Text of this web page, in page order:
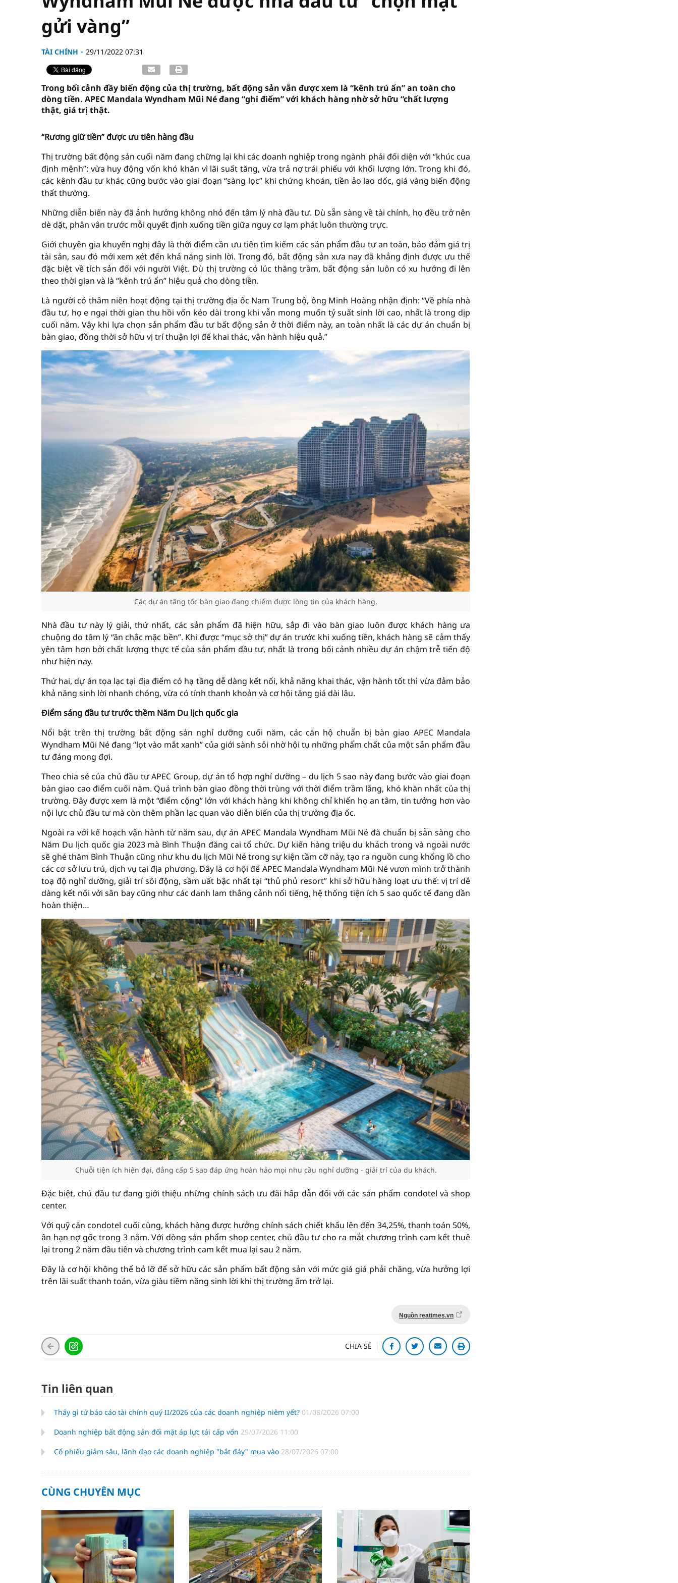
gửi vàng”
TÀI CHÍNH 29/11/2022 07:31
Trong bối cảnh đầy biến động của thị trường, bất động sản vẫn được xem là “kênh trú ẩn” an toàn cho
dòng tiền. APEC Mandala Wyndham Mũi Né đang “ghi điểm” với khách hàng nhờ sở hữu “chất lượng
thật, giá trị thật.
“Rương giữ tiền” được ưu tiên hàng đầu
Thị trường bất động sản cuối năm đang chững lại khi các doanh nghiệp trong ngành phải đối diện với “khúc cua
định mệnh”: vừa huy động vốn khó khăn vì lãi suất tăng, vừa trả nợ trái phiếu với khối lượng lớn. Trong khi đó,
các kênh đầu tư khác cũng bước vào giai đoạn “sàng lọc” khi chứng khoán, tiền ảo lao dốc, giá vàng biến động
thất thường.
Những diễn biến này đã ảnh hưởng không nhỏ đến tâm lý nhà đầu tư. Dù sẵn sàng về tài chính, họ đều trở nên
dè dặt, phân vân trước mỗi quyết định xuống tiền giữa nguy cơ lạm phát luôn thường trực.
Giới chuyên gia khuyến nghị đây là thời điểm cần ưu tiên tìm kiếm các sản phẩm đầu tư an toàn, bảo đảm giá trị
tài sản, sau đó mới xem xét đến khả năng sinh lời. Trong đó, bất động sản xưa nay đã khẳng định được ưu thế
đặc biệt về tích sản đối với người Việt. Dù thị trường có lúc thăng trầm, bất động sản luôn có xu hướng đi lên
theo thời gian và là “kênh trú ẩn” hiệu quả cho dòng tiền.
Là người có thâm niên hoạt động tại thị trường địa ốc Nam Trung bộ, ông Minh Hoàng nhận định: “Về phía nhà
đầu tư, họ e ngại thời gian thu hồi vốn kéo dài trong khi vẫn mong muốn tỷ suất sinh lời cao, nhất là trong dịp
cuối năm. Vậy khi lựa chọn sản phẩm đầu tư bất động sản ở thời điểm này, an toàn nhất là các dự án chuẩn bị
bàn giao, đồng thời sở hữu vị trí thuận lợi để khai thác, vận hành hiệu quả.”
Các dự án tăng tốc bàn giao đang chiếm được lòng tin của khách hàng.
Nhà đầu tư này lý giải, thứ nhất, các sản phẩm đã hiện hữu, sắp đi vào bàn giao luôn được khách hàng ưa
chuộng do tâm lý “ăn chắc mặc bền”. Khi được “mục sở thị” dự án trước khi xuống tiền, khách hàng sẽ cảm thấy
yên tâm hơn bởi chất lượng thực tế của sản phẩm đầu tư, nhất là trong bối cảnh nhiều dự án chậm trễ tiến độ
như hiện nay.
Thứ hai, dự án tọa lạc tại địa điểm có hạ tầng dễ dàng kết nối, khả năng khai thác, vận hành tốt thì vừa đảm bảo
khả năng sinh lời nhanh chóng, vừa có tính thanh khoản và cơ hội tăng giá dài lâu.
Điểm sáng đầu tư trước thềm Năm Du lịch quốc gia
Nổi bật trên thị trường bất động sản nghỉ dưỡng cuối năm, các căn hộ chuẩn bị bàn giao APEC Mandala
Wyndham Mũi Né đang “lọt vào mắt xanh” của giới sành sỏi nhờ hội tụ những phẩm chất của một sản phẩm đầu
tư đáng mong đợi.
Theo chia sẻ của chủ đầu tư APEC Group, dự án tổ hợp nghỉ dưỡng – du lịch 5 sao này đang bước vào giai đoạn
bàn giao cao điểm cuối năm. Quá trình bàn giao đồng thời trùng với thời điểm trầm lắng, khó khăn nhất của thị
trường. Đây được xem là một “điểm cộng” lớn với khách hàng khi không chỉ khiến họ an tâm, tin tưởng hơn vào
nội lực chủ đầu tư mà còn thêm phần lạc quan vào diễn biến của thị trường địa ốc.
Ngoài ra với kế hoạch vận hành từ năm sau, dự án APEC Mandala Wyndham Mũi Né đã chuẩn bị sẵn sàng cho
Năm Du lịch quốc gia 2023 mà Bình Thuận đăng cai tổ chức. Dự kiến hàng triệu du khách trong và ngoài nước
sẽ ghé thăm Bình Thuận cũng như khu du lịch Mũi Né trong sự kiện tầm cỡ này, tạo ra nguồn cung khổng lồ cho
các cơ sở lưu trú, dịch vụ tại địa phương. Đây là cơ hội để APEC Mandala Wyndham Mũi Né vươn mình trở thành
toạ độ nghỉ dưỡng, giải trí sôi động, sầm uất bậc nhất tại “thủ phủ resort” khi sở hữu hàng loạt ưu thế: vị trí dễ
dàng kết nối với sân bay cũng như các danh lam thắng cảnh nổi tiếng, hệ thống tiện ích 5 sao quốc tế đang dần
hoàn thiện…
Chuỗi tiện ích hiện đại, đẳng cấp 5 sao đáp ứng hoàn hảo mọi nhu cầu nghỉ dưỡng - giải trí của du khách.
Đặc biệt, chủ đầu tư đang giới thiệu những chính sách ưu đãi hấp dẫn đối với các sản phẩm condotel và shop
center.
Với quỹ căn condotel cuối cùng, khách hàng được hưởng chính sách chiết khấu lên đến 34,25%, thanh toán 50%,
ân hạn nợ gốc trong 3 năm. Với dòng sản phẩm shop center, chủ đầu tư cho ra mắt chương trình cam kết thuê
lại trong 2 năm đầu tiên và chương trình cam kết mua lại sau 2 năm.
Đây là cơ hội không thể bỏ lỡ để sở hữu các sản phẩm bất động sản với mức giá giá phải chăng, vừa hưởng lợi
trên lãi suất thanh toán, vừa giàu tiềm năng sinh lời khi thị trường ấm trở lại.
Nguồn reatimes.vn
CHIA SẺ
Tin liên quan
Thấy gì từ báo cáo tài chính quý II/2026 của các doanh nghiệp niêm yết? 01/08/2026 07:00
Doanh nghiệp bất động sản đối mặt áp lực tái cấp vốn 29/07/2026 11:00
Cổ phiếu giảm sâu, lãnh đạo các doanh nghiệp "bắt đáy" mua vào 28/07/2026 07:00
CÙNG CHUYÊN MỤC